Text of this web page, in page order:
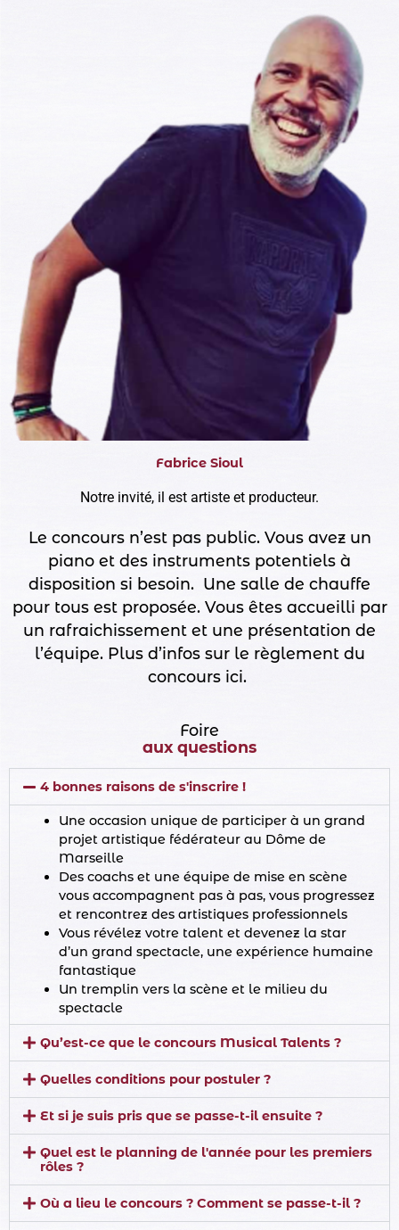
Fabrice Sioul
Notre invité, il est artiste et producteur.
Le concours n’est pas public. Vous avez un
piano et des instruments potentiels à
disposition si besoin. Une salle de chauffe
pour tous est proposée. Vous êtes accueilli par
un rafraichissement et une présentation de
l’équipe. Plus d’infos sur le règlement du
concours ici.
Foire
aux questions
4 bonnes raisons de s'inscrire !
Une occasion unique de participer à un grand
projet artistique fédérateur au Dôme de
Marseille
Des coachs et une équipe de mise en scène
vous accompagnent pas à pas, vous progressez
et rencontrez des artistiques professionnels
Vous révélez votre talent et devenez la star
d’un grand spectacle, une expérience humaine
fantastique
Un tremplin vers la scène et le milieu du
spectacle
Qu’est-ce que le concours Musical Talents ?
Quelles conditions pour postuler ?
Et si je suis pris que se passe-t-il ensuite ?
Quel est le planning de l'année pour les premiers
rôles ?
Où a lieu le concours ? Comment se passe-t-il ?